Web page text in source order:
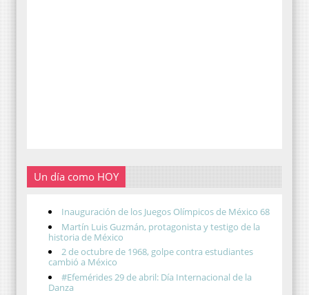
Un día como HOY
Inauguración de los Juegos Olímpicos de México 68
Martín Luis Guzmán, protagonista y testigo de la
historia de México
2 de octubre de 1968, golpe contra estudiantes
cambió a México
#Efemérides 29 de abril: Día Internacional de la
Danza